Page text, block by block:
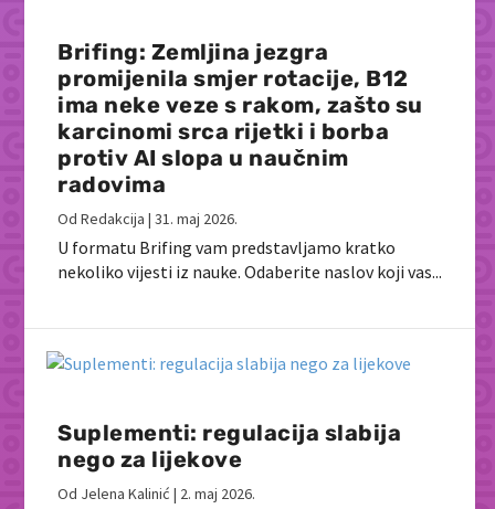
Brifing: Zemljina jezgra
promijenila smjer rotacije, B12
ima neke veze s rakom, zašto su
karcinomi srca rijetki i borba
protiv AI slopa u naučnim
radovima
OdRedakcija |31. maj 2026.
U formatu Brifing vam predstavljamo kratko
nekoliko vijesti iz nauke. Odaberite naslov koji vas...
Suplementi: regulacija slabija
nego za lijekove
Od Jelena Kalinić | 2. maj 2026.